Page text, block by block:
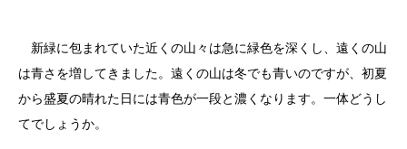
新緑に包まれていた近くの山々は急に緑色を深くし、遠くの山
は青さを増してきました。遠くの山は冬でも青いのですが、初夏
から盛夏の晴れた日には青色が一段と濃くなります。一体どうし
てでしょうか。